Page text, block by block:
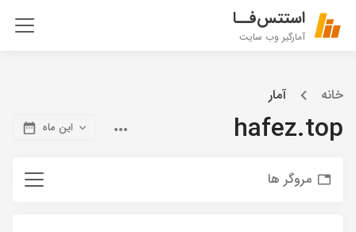
استتس‌فــا
آمارگیر وب سایت
خانه آمار
hafez.top این ماه
مروگر ها